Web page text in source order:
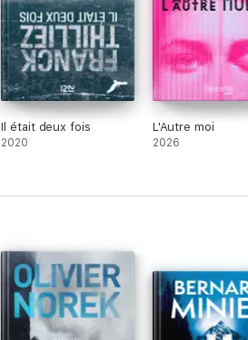
Il était deux fois
2020
L'Autre moi
2026